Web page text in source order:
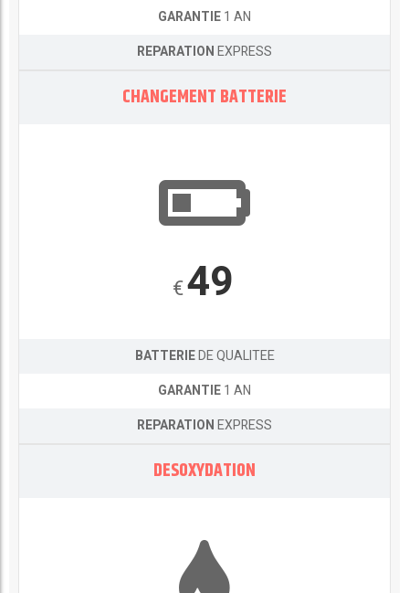
GARANTIE1 AN
REPARATIONEXPRESS
CHANGEMENT BATTERIE
€49
BATTERIEDE QUALITEE
GARANTIE1 AN
REPARATIONEXPRESS
DESOXYDATION